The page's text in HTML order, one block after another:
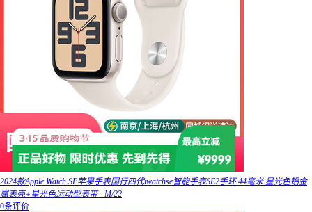
2024款Apple Watch SE苹果手表国行四代iwatchse智能手表SE2手环 44毫米 星光色铝金
属表壳+星光色运动型表带 - M/22
0条评价